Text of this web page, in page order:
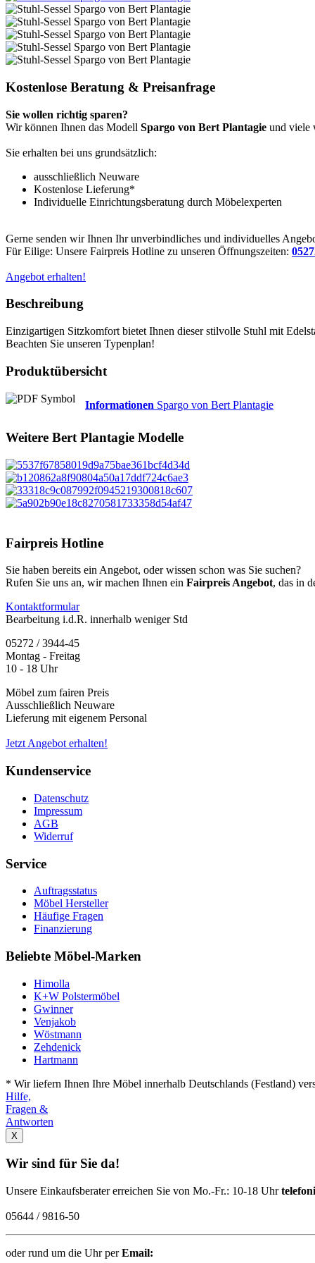
Kostenlose Beratung & Preisanfrage
Sie wollen richtig sparen?
Wir können Ihnen das Modell Spargo von Bert Plantagie und viele
Sie erhalten bei uns grundsätzlich:
ausschließlich Neuware
Kostenlose Lieferung*
Individuelle Einrichtungsberatung durch Möbelexperten
Gerne senden wir Ihnen Ihr unverbindliches und individuelles
Für Eilige: Unsere Fairpreis Hotline zu unseren Öffnungszeiten:
Angebot erhalten!
Beschreibung
Einzigartigen Sitzkomfort bietet Ihnen dieser stilvolle Stuhl mit
Beachten Sie unseren Typenplan!
Produktübersicht
Informationen Spargo von Bert Plantagie
Weitere Bert Plantagie Modelle
Fairpreis Hotline
Sie haben bereits ein Angebot, oder wissen schon was Sie suchen?
Rufen Sie uns an, wir machen Ihnen ein Fairpreis Angebot, das in
Kontaktformular
Bearbeitung i.d.R. innerhalb weniger Std
05272 / 3944-45
Montag - Freitag
10 - 18 Uhr
Möbel zum fairen Preis
Ausschließlich Neuware
Lieferung mit eigenem Personal
Jetzt Angebot erhalten!
Kundenservice
Datenschutz
Impressum
AGB
Widerruf
Service
Auftragsstatus
Möbel Hersteller
Häufige Fragen
Finanzierung
Beliebte Möbel-Marken
Himolla
K+W Polstermöbel
Gwinner
Venjakob
Wöstmann
Zehdenick
Hartmann
* Wir liefern Ihnen Ihre Möbel innerhalb Deutschlands (Festland)
Hilfe,
Fragen &
Antworten
X
Wir sind für Sie da!
Unsere Einkaufsberater erreichen Sie von Mo.-Fr.: 10-18 Uhr
05644 / 9816-50
oder rund um die Uhr perEmail: